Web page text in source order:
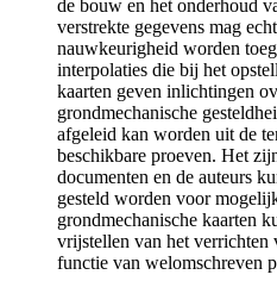
de bouw en het onderhoud
verstrekte gegevens mag
nauwkeurigheid worden
interpolaties die bij het
kaarten geven inlichtingen
grondmechanische
afgeleid kan worden uit de
beschikbare proeven. Het
documenten en de auteurs
gesteld worden voor
grondmechanische kaarten
vrijstellen van het verrichten
functie van welomschreven